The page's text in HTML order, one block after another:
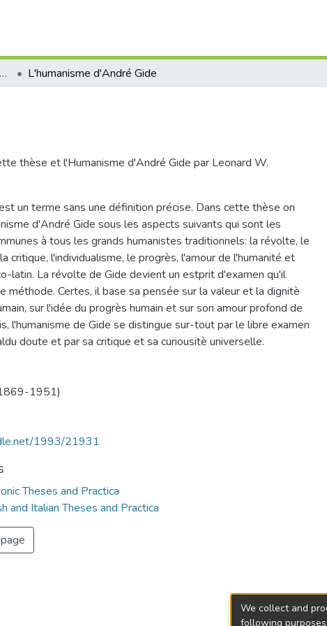
FGPS - Electronic Theses and Practica L'humanisme d'André Gide
thèse et l'Humanisme d'André Gide par Leonard W.
un terme sans une définition précise. Dans cette thèse on
d'André Gide sous les aspects suivants qui sont les
à tous les grands humanistes traditionnels: la révolte, le
critique, l'individualisme, le progrès, l'amour de l'humanité et
latin. La révolte de Gide devient un estprit d'examen qu'il
méthode. Certes, il base sa pensée sur la valeur et la dignitè
sur l'idée du progrès humain et sur son amour profond de
l'humanisme de Gide se distingue sur-tout par le libre examen
doute et par sa critique et sa curiousitè universelle.
1951)
1993/21931
Theses and Practica
and Italian Theses and Practica
We collect and
following purposes: